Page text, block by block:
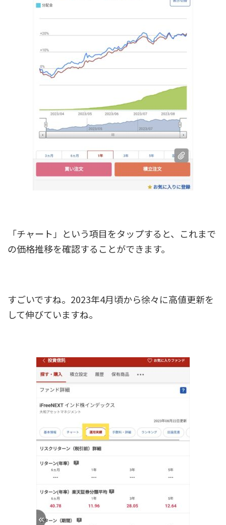
「チャート」という項目をタップすると、これまで
の価格推移を確認することができます。
すごいですね。2023年4月頃から徐々に高値更新を
して伸びていますね。